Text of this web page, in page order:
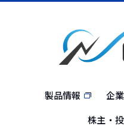
製品情報 企
株主・